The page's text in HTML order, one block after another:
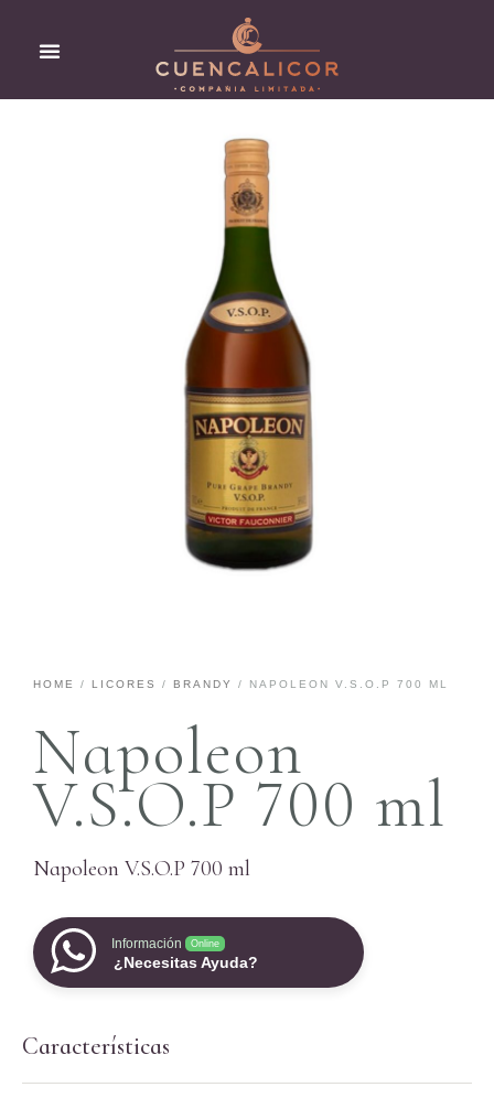
HOME / LICORES / BRANDY / NAPOLEON V.S.O.P 700 ML
Napoleon
V.S.O.P 700 ml
Napoleon V.S.O.P 700 ml
Información Online
¿Necesitas Ayuda?
Características